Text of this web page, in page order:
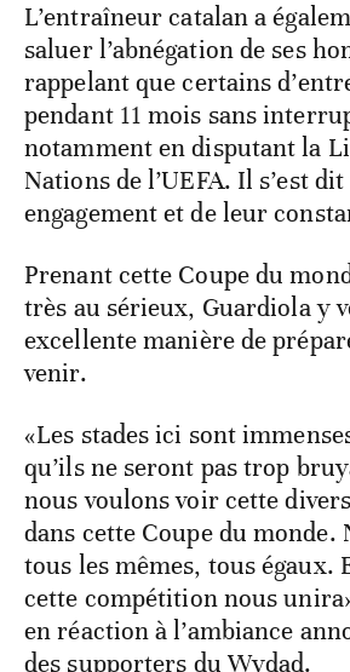
L’entraîneur catalan a
saluer l’abnégation de ses
rappelant que certains
pendant 11 mois sans
notamment en disputant la
Nations de l’UEFA. Il s’est
engagement et de leur
Prenant cette Coupe du
très au sérieux, Guardiola y
excellente manière de
venir.
«Les stades ici sont
qu’ils ne seront pas trop
nous voulons voir cette
dans cette Coupe du monde.
tous les mêmes, tous égaux.
cette compétition nous
en réaction à l’ambiance
des supporters du Wydad.